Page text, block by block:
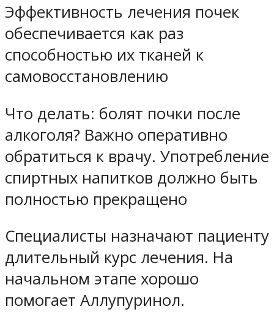
Эффективность лечения почек
обеспечивается как раз
способностью их тканей к
самовосстановлению
Что делать: болят почки после
алкоголя? Важно оперативно
обратиться к врачу. Употребление
спиртных напитков должно быть
полностью прекращено
Специалисты назначают пациенту
длительный курс лечения. На
начальном этапе хорошо
помогает Аллупуринол.